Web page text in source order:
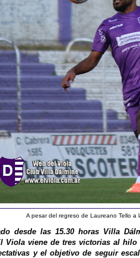
A pesar del regreso de Laureano Tello
desde las 15.30 horas Villa
Viola viene de tres victorias al
y el objetivo de seguir